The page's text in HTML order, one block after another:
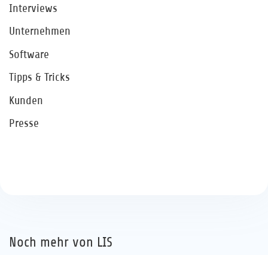
Interviews
Unternehmen
Software
Tipps & Tricks
Kunden
Presse
Noch mehr von LIS